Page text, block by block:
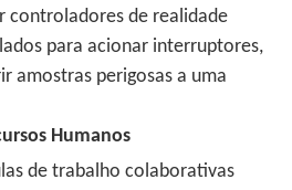
controladores de realidade
para acionar interruptores,
amostras perigosas a uma
Humanos
de trabalho colaborativas